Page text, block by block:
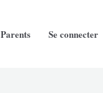
Parents Se connecter